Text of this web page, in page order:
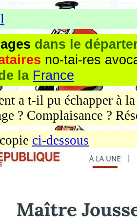
dans le
no-tai-res
la France
a t-il pu échapper à
? Complaisance ?
ci-dessous